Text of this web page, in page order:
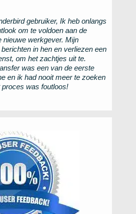
gebruiker, Ik heb onlangs
om te voldoen aan de
nieuwe werkgever. Mijn
in hen en verliezen een
om het zachtjes uit te.
was een van de eerste
en ik had nooit meer te zoeken
proces was foutloos!